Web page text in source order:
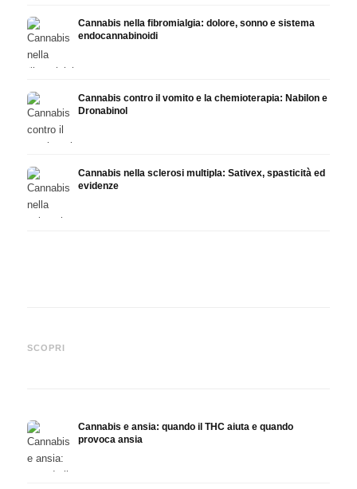
Cannabis nella fibromialgia: dolore, sonno e sistema
endocannabinoidi
Cannabis contro il vomito e la chemioterapia: Nabilon e
Dronabinol
Cannabis nella sclerosi multipla: Sativex, spasticità ed
evidenze
SCOPRI
Epidiolex e lo stato della
Cannabis e ansia: quando il THC aiuta e quando
provoca ansia